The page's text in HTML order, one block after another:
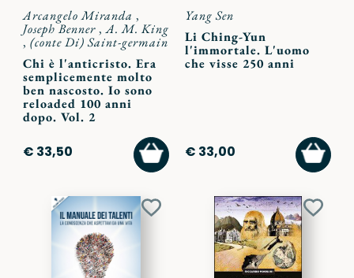
Arcangelo Miranda ,
Joseph Benner,A. M. King
, (conte Di) Saint-germain
Chi è l'anticristo. Era
semplicemente molto
ben nascosto. Io sono
reloaded 100 anni
dopo. Vol. 2
€ 33,50
AGGIUNGI
AL
CARRELLO
Yang Sen
Li Ching-Yun
l'immortale. L'uomo
che visse 250 anni
€ 33,00
AL
Aggiungi